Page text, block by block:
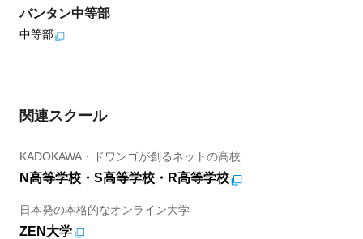
バンタン中等部
中等部
関連スクール
KADOKAWA・ドワンゴが創るネットの高校
N高等学校・S高等学校・R高等学校
日本発の本格的なオンライン大学
ZEN大学